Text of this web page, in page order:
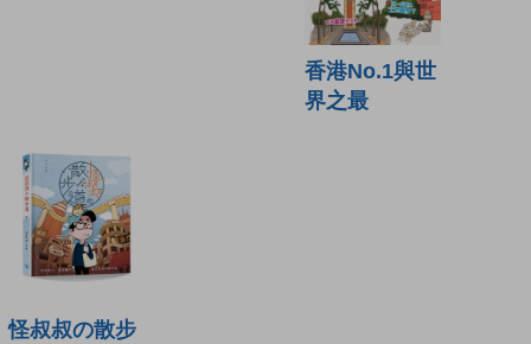
香港No.1與世
界之最
怪叔叔の散步